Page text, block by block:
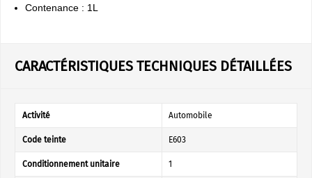
Contenance : 1L
CARACTÉRISTIQUES TECHNIQUES DÉTAILLÉES
Activité Automobile
Code teinte E603
Conditionnement unitaire 1